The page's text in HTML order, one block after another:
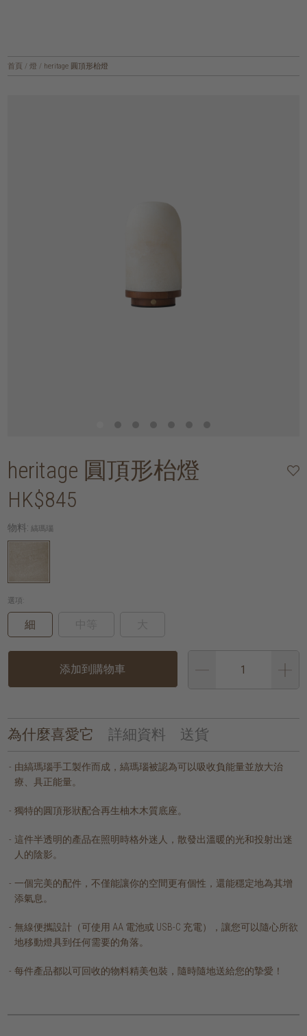
首頁 / 燈 / heritage 圓頂形枱燈
heritage 圓頂形枱燈
HK$845
物料: 縞瑪瑙
選項:
細
添加到購物車
為什麼喜愛它 詳細資料 送貨
由縞瑪瑙手工製作而成，縞瑪瑙被認為可以吸收負能量並放大治
療、具正能量。
獨特的圓頂形狀配合再生柚木木質底座。
這件半透明的產品在照明時格外迷人，散發出溫暖的光和投射出迷
人的陰影。
一個完美的配件，不僅能讓你的空間更有個性，還能穩定地為其增
添氣息。
無線便攜設計（可使用 AA 電池或 USB-C 充電），讓您可以隨心所欲
地移動燈具到任何需要的角落。
每件產品都以可回收的物料精美包裝，隨時隨地送給您的摯愛！